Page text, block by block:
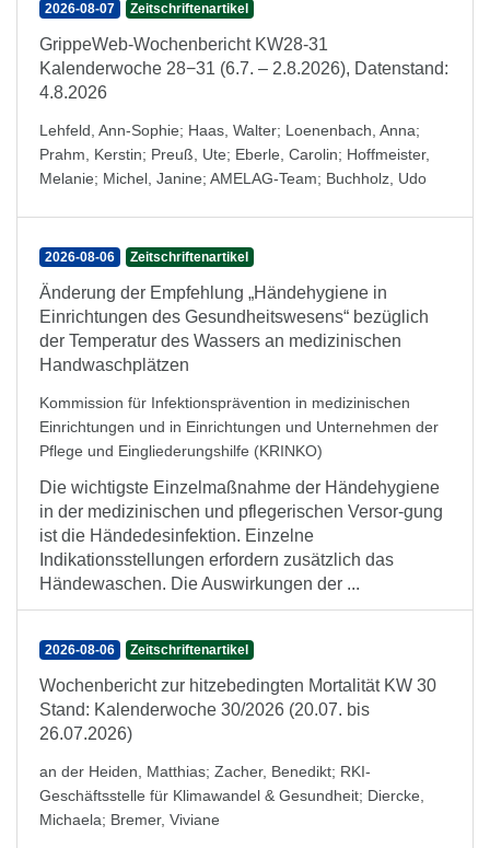
2026-08-07 Zeitschriftenartikel
GrippeWeb-Wochenbericht KW28-31
Kalenderwoche 28−31 (6.7. – 2.8.2026), Datenstand:
4.8.2026
Lehfeld, Ann-Sophie; Haas, Walter; Loenenbach, Anna;
Prahm, Kerstin; Preuß, Ute; Eberle, Carolin; Hoffmeister,
Melanie; Michel, Janine; AMELAG-Team; Buchholz, Udo
2026-08-06 Zeitschriftenartikel
Änderung der Empfehlung „Händehygiene in
Einrichtungen des Gesundheitswesens“ bezüglich
der Temperatur des Wassers an medizinischen
Handwaschplätzen
Kommission für Infektionsprävention in medizinischen
Einrichtungen und in Einrichtungen und Unternehmen der
Pflege und Eingliederungshilfe (KRINKO)
Die wichtigste Einzelmaßnahme der Händehygiene
in der medizinischen und pflegerischen Versor-gung
ist die Händedesinfektion. Einzelne
Indikationsstellungen erfordern zusätzlich das
Händewaschen. Die Auswirkungen der ...
2026-08-06 Zeitschriftenartikel
Wochenbericht zur hitzebedingten Mortalität KW 30
Stand: Kalenderwoche 30/2026 (20.07. bis
26.07.2026)
an der Heiden, Matthias; Zacher, Benedikt; RKI-
Geschäftsstelle für Klimawandel & Gesundheit; Diercke,
Michaela; Bremer, Viviane